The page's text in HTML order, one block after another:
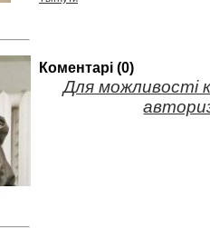
Коментарі (0)
Для можливості